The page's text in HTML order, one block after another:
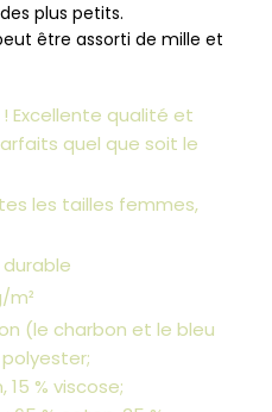
plus petits.
être assorti de mille et
Excellente qualité et
quel que soit le
les tailles femmes,
m²
(le charbon et le bleu
polyester;
15 % viscose;